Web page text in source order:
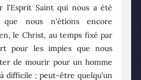
l’Esprit Saint qui nous a été
que nous n’étions encore
le Christ, au temps fixé par
pour les impies que nous
de mourir pour un homme
difficile ; peut-être quelqu’un